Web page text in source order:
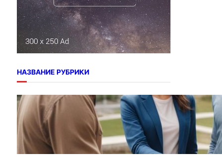
НАЗВАНИЕ РУБРИКИ